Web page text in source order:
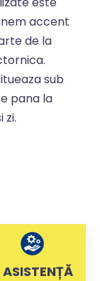
accent
de la
sub
pana la
zi.
ASISTENȚĂ